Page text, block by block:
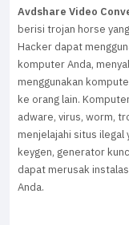
Avdshare Video
berisi trojan horse
Hacker dapat
komputer Anda,
menggunakan
ke orang lain.
adware, virus, worm,
menjelajahi situs ilegal
keygen, generator
dapat merusak
Anda.